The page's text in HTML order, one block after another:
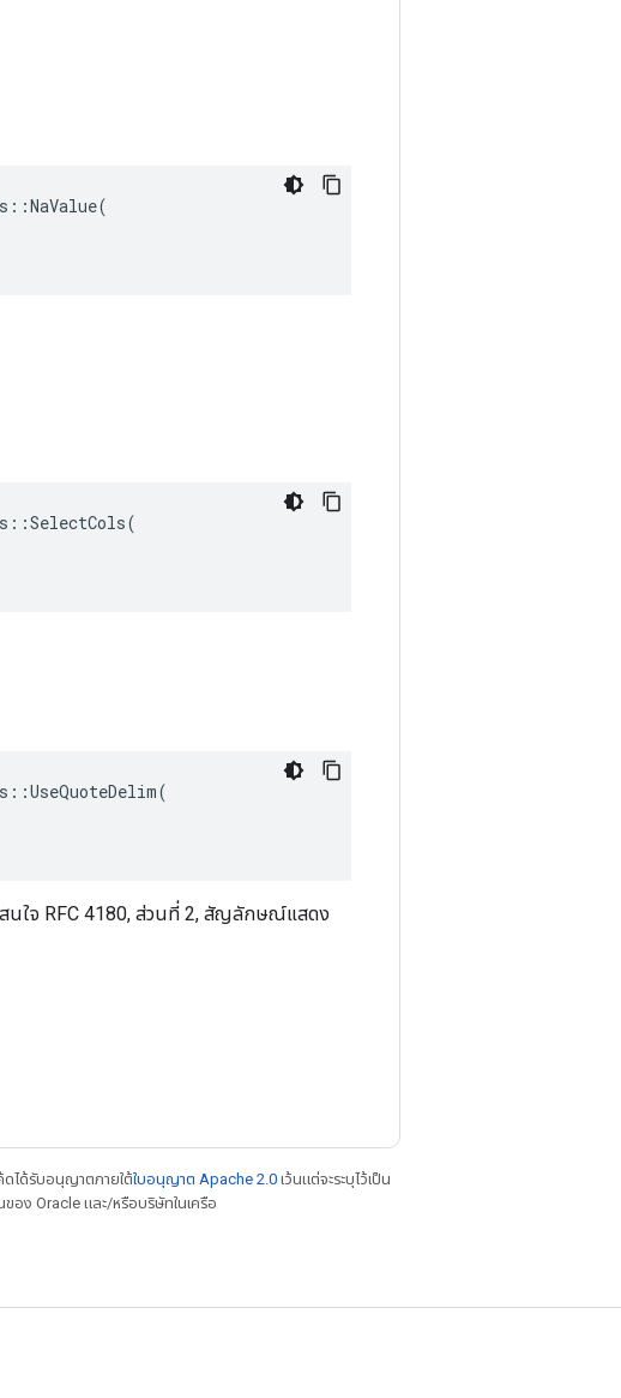
::SelectCols(
สนใจ RFC 4180, ส่วนที่ 2, สัญลักษณ์แสดง
ดได้รับอนุญาตภายใต้ใบอนุญาต Apache 2.0 เว้นแต่จะระบุไว้เป็น
ของ Oracle และ/หรือบริษัทในเครือ